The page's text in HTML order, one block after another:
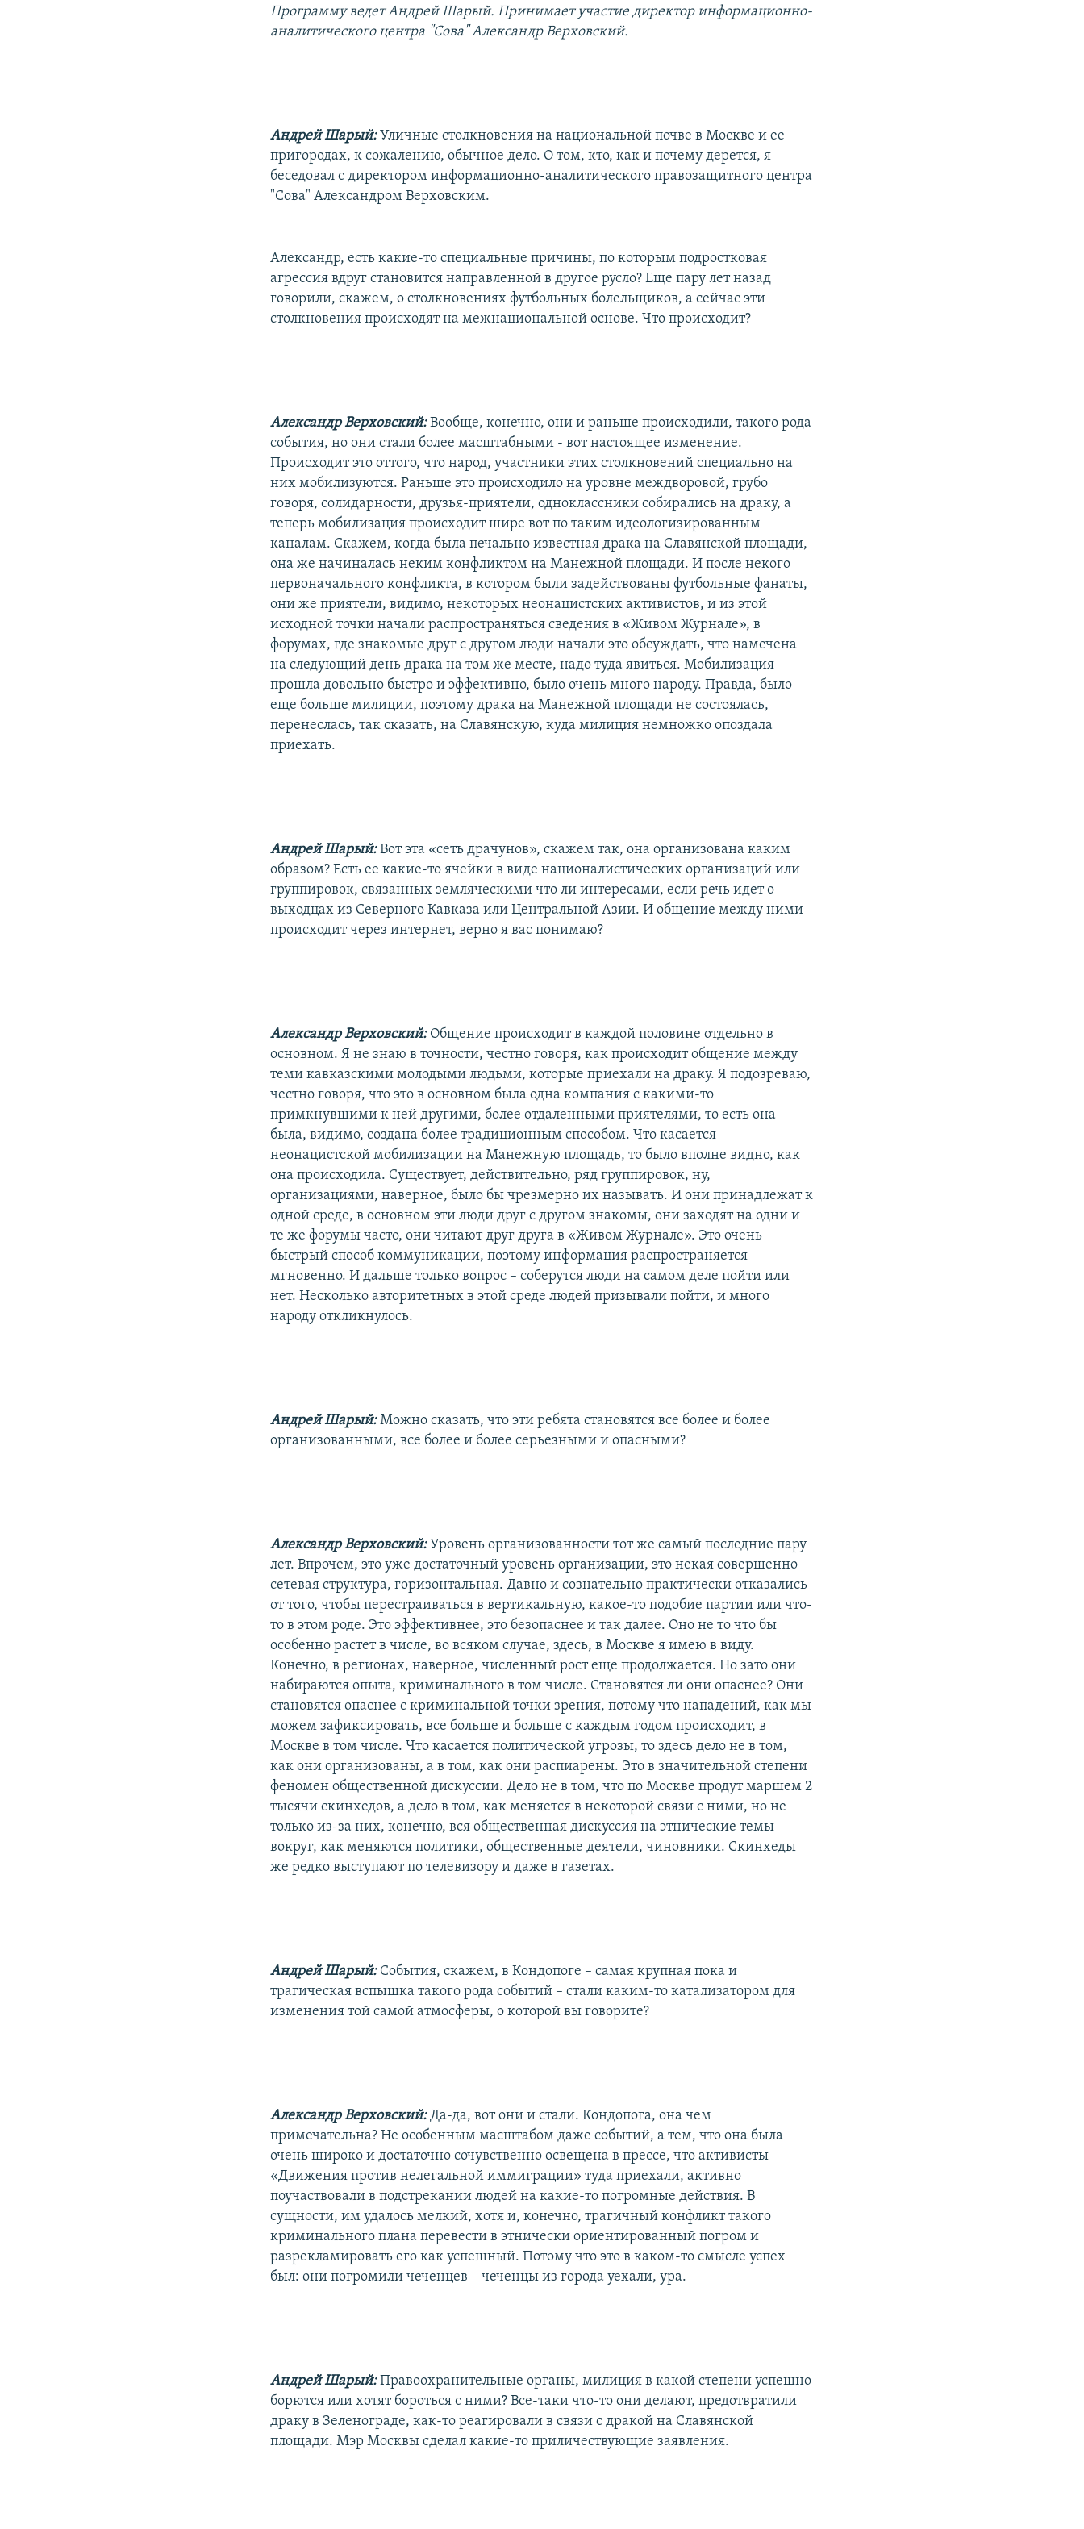
Программу ведет Андрей Шарый. Принимает участие директор информационно-
аналитического центра "Сова" Александр Верховский.
Андрей Шарый: Уличные столкновения на национальной почве в Москве и ее
пригородах, к сожалению, обычное дело. О том, кто, как и почему дерется, я
беседовал с директором информационно-аналитического правозащитного центра
"Сова" Александром Верховским.
Александр, есть какие-то специальные причины, по которым подростковая
агрессия вдруг становится направленной в другое русло? Еще пару лет назад
говорили, скажем, о столкновениях футбольных болельщиков, а сейчас эти
столкновения происходят на межнациональной основе. Что происходит?
Александр Верховский:Вообще, конечно, они и раньше происходили, такого рода
события, но они стали более масштабными - вот настоящее изменение.
Происходит это оттого, что народ, участники этих столкновений специально на
них мобилизуются. Раньше это происходило на уровне междворовой, грубо
говоря, солидарности, друзья-приятели, одноклассники собирались на драку, а
теперь мобилизация происходит шире вот по таким идеологизированным
каналам. Скажем, когда была печально известная драка на Славянской площади,
она же начиналась неким конфликтом на Манежной площади. И после некого
первоначального конфликта, в котором были задействованы футбольные фанаты,
они же приятели, видимо, некоторых неонацистских активистов, и из этой
исходной точки начали распространяться сведения в «Живом Журнале», в
форумах, где знакомые друг с другом люди начали это обсуждать, что намечена
на следующий день драка на том же месте, надо туда явиться. Мобилизация
прошла довольно быстро и эффективно, было очень много народу. Правда, было
еще больше милиции, поэтому драка на Манежной площади не состоялась,
перенеслась, так сказать, на Славянскую, куда милиция немножко опоздала
приехать.
Андрей Шарый:Вот эта «сеть драчунов», скажем так, она организована каким
образом? Есть ее какие-то ячейки в виде националистических организаций или
группировок, связанных земляческими что ли интересами, если речь идет о
выходцах из Северного Кавказа или Центральной Азии. И общение между ними
происходит через интернет, верно я вас понимаю?
Александр Верховский: Общение происходит в каждой половине отдельно в
основном. Я не знаю в точности, честно говоря, как происходит общение между
теми кавказскими молодыми людьми, которые приехали на драку. Я подозреваю,
честно говоря, что это в основном была одна компания с какими-то
примкнувшими к ней другими, более отдаленными приятелями, то есть она
была, видимо, создана более традиционным способом. Что касается
неонацистской мобилизации на Манежную площадь, то было вполне видно, как
она происходила. Существует, действительно, ряд группировок, ну,
организациями, наверное, было бы чрезмерно их называть. И они принадлежат к
одной среде, в основном эти люди друг с другом знакомы, они заходят на одни и
те же форумы часто, они читают друг друга в «Живом Журнале». Это очень
быстрый способ коммуникации, поэтому информация распространяется
мгновенно. И дальше только вопрос – соберутся люди на самом деле пойти или
нет. Несколько авторитетных в этой среде людей призывали пойти, и много
народу откликнулось.
Андрей Шарый:Можно сказать, что эти ребята становятся все более и более
организованными, все более и более серьезными и опасными?
Александр Верховский: Уровень организованности тот же самый последние пару
лет. Впрочем, это уже достаточный уровень организации, это некая совершенно
сетевая структура, горизонтальная. Давно и сознательно практически отказались
от того, чтобы перестраиваться в вертикальную, какое-то подобие партии или что-
то в этом роде. Это эффективнее, это безопаснее и так далее. Оно не то что бы
особенно растет в числе, во всяком случае, здесь, в Москве я имею в виду.
Конечно, в регионах, наверное, численный рост еще продолжается. Но зато они
набираются опыта, криминального в том числе. Становятся ли они опаснее? Они
становятся опаснее с криминальной точки зрения, потому что нападений, как мы
можем зафиксировать, все больше и больше с каждым годом происходит, в
Москве в том числе. Что касается политической угрозы, то здесь дело не в том,
как они организованы, а в том, как они распиарены. Это в значительной степени
феномен общественной дискуссии. Дело не в том, что по Москве продут маршем 2
тысячи скинхедов, а дело в том, как меняется в некоторой связи с ними, но не
только из-за них, конечно, вся общественная дискуссия на этнические темы
вокруг, как меняются политики, общественные деятели, чиновники. Скинхеды
же редко выступают по телевизору и даже в газетах.
Андрей Шарый: События, скажем, в Кондопоге – самая крупная пока и
трагическая вспышка такого рода событий – стали каким-то катализатором для
изменения той самой атмосферы, о которой вы говорите?
Александр Верховский:Да-да, вот они и стали. Кондопога, она чем
примечательна? Не особенным масштабом даже событий, а тем, что она была
очень широко и достаточно сочувственно освещена в прессе, что активисты
«Движения против нелегальной иммиграции» туда приехали, активно
поучаствовали в подстрекании людей на какие-то погромные действия. В
сущности, им удалось мелкий, хотя и, конечно, трагичный конфликт такого
криминального плана перевести в этнически ориентированный погром и
разрекламировать его как успешный. Потому что это в каком-то смысле успех
был: они погромили чеченцев – чеченцы из города уехали, ура.
Андрей Шарый:Правоохранительные органы, милиция в какой степени успешно
борются или хотят бороться с ними? Все-таки что-то они делают, предотвратили
драку в Зеленограде, как-то реагировали в связи с дракой на Славянской
площади. Мэр Москвы сделал какие-то приличествующие заявления.